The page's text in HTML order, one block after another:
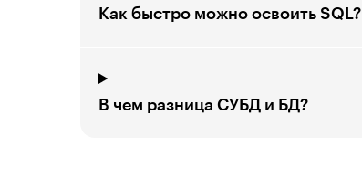
Как быстро можно освоить SQL?
В чем разница СУБД и БД?